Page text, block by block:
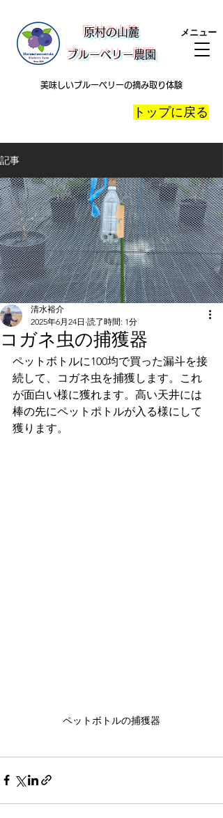
​原村の山麓
ブルーベリー農園
メニュー
美味しいブルーベリーの摘み取り体験
​トップに戻る
記事
コガネ虫の捕獲器
清水裕介
2025年6月24日 読了時間: 1分
ペットボトルに100均で買った漏斗を接
続して、コガネ虫を捕獲します。これ
が面白い様に獲れます。高い天井には
棒の先にペットポトルが入る様にして
獲ります。
ペットボトルの捕獲器